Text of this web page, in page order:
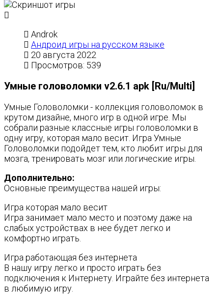
Androk
Андроид игры на русском языке
20 августа 2022
Просмотров: 539
Умные головоломки v2.6.1 apk [Ru/Multi]
Умные Головоломки - коллекция головоломок в
крутом дизайне, много игр в одной игре. Мы
собрали разные классные игры головоломки в
одну игру, которая мало весит. Игра Умные
Головоломки подойдет тем, кто любит игры для
мозга, тренировать мозг или логические игры.
Дополнительно:
Основные преимущества нашей игры:
Игра которая мало весит
Игра занимает мало место и поэтому даже на
слабых устройствах в нее будет легко и
комфортно играть.
Игра работающая без интернета
В нашу игру легко и просто играть без
подключения к Интернету. Играйте без интернета
в любимую игру.